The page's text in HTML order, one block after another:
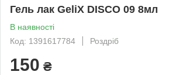
Гель лак GeliX DISCO 09 8мл
В наявності
Код: 1391617784
Роздріб
150 ₴